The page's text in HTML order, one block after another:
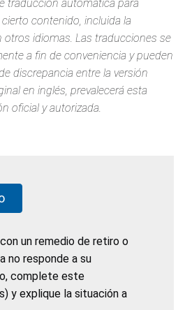
traducción automática para
contenido, incluida la
otros idiomas. Las traducciones se
a fin de conveniencia y pueden
discrepancia entre la versión
en inglés, prevalecerá esta
oficial y autorizada.
un remedio de retiro o
no responde a su
complete este
y explique la situación a